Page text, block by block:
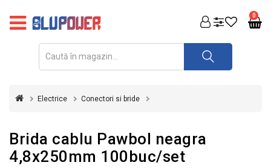
0
FOTOVOLTAICE
REDRESOARE
INVERTOARE
Electrice Conectori si bride
Brida cablu Pawbol neagra
4,8x250mm 100buc/set